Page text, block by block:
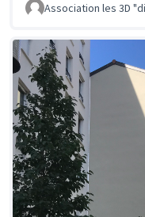
Association les 3D